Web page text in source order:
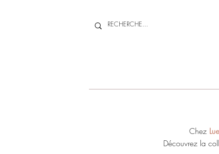
Chez
Découvrez la